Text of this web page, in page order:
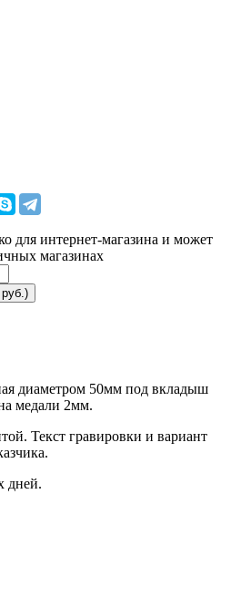
для интернет-магазина и может
магазинах
диаметром 50мм под вкладыш
медали 2мм.
Текст гравировки и вариант
дней.